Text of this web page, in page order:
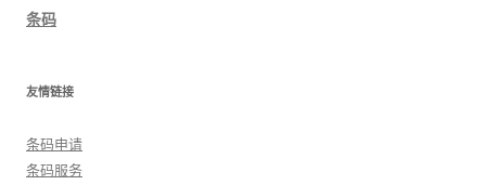
条码
友情链接
条码申请
条码服务